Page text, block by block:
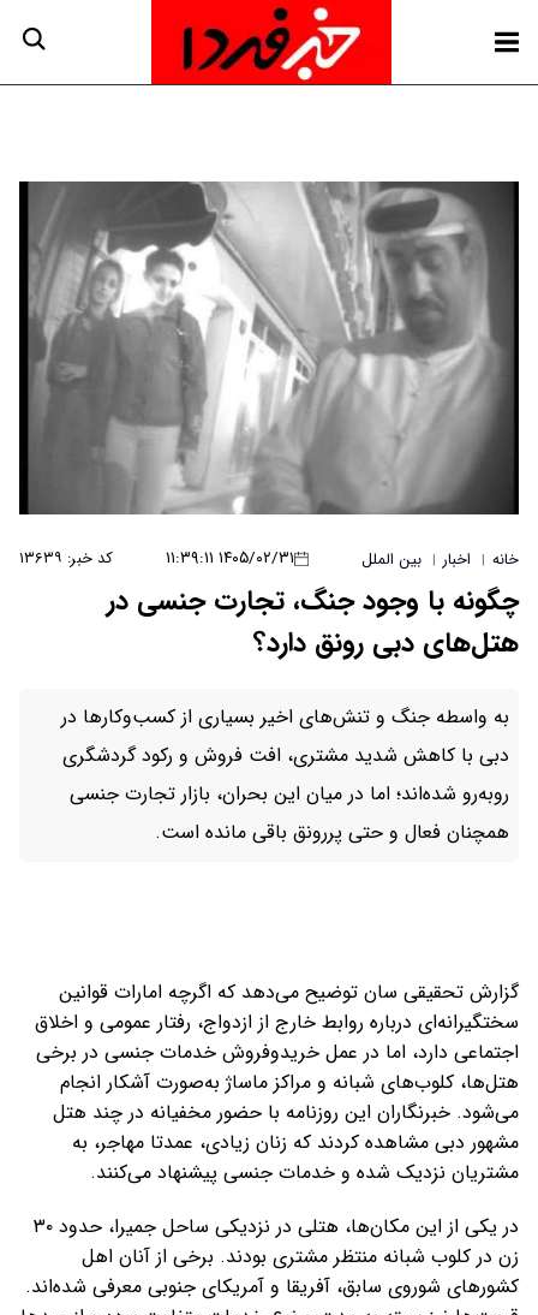
خانه | اخبار | بین الملل ۱۴۰۵/۰۲/۳۱ ۱۱:۳۹:۱۱ کد خبر: ۱۳۶۳۹
چگونه با وجود جنگ، تجارت جنسی در
هتل‌های دبی رونق دارد؟
به واسطه جنگ و تنش‌های اخیر بسیاری از کسب‌وکارها در
دبی با کاهش شدید مشتری، افت فروش و رکود گردشگری
روبه‌رو شده‌اند؛ اما در میان این بحران، بازار تجارت جنسی
همچنان فعال و حتی پررونق باقی مانده است.
گزارش تحقیقی سان توضیح می‌دهد که اگرچه امارات قوانین
سختگیرانه‌ای درباره روابط خارج از ازدواج، رفتار عمومی و اخلاق
اجتماعی دارد، اما در عمل خریدوفروش خدمات جنسی در برخی
هتل‌ها، کلوب‌های شبانه و مراکز ماساژ به‌صورت آشکار انجام
می‌شود. خبرنگاران این روزنامه با حضور مخفیانه در چند هتل
مشهور دبی مشاهده کردند که زنان زیادی، عمدتا مهاجر، به
مشتریان نزدیک شده و خدمات جنسی پیشنهاد می‌کنند.
در یکی از این مکان‌ها، هتلی در نزدیکی ساحل جمیرا، حدود ۳۰
زن در کلوب شبانه منتظر مشتری بودند. برخی از آنان اهل
کشورهای شوروی سابق، آفریقا و آمریکای جنوبی معرفی شده‌اند.